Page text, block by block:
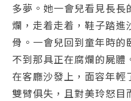
多夢。她一會兒看見長
爛，走着走着，鞋子踏
骨。一會兒回到童年時
不到那具正在腐爛的屍
在客廳沙發上，面容年輕
雙臂俱失，且對美玲怒